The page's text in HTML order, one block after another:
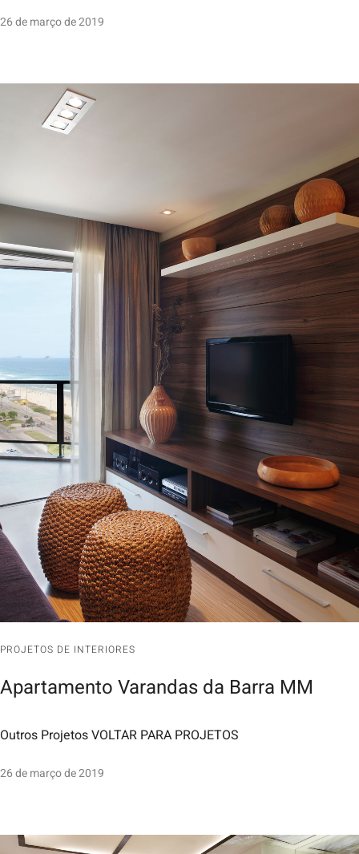
26 de março de 2019
PROJETOS DE INTERIORES
Apartamento Varandas da Barra MM
Outros Projetos VOLTAR PARA PROJETOS
26 de março de 2019